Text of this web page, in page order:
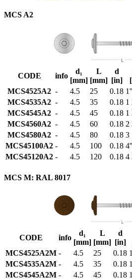
MCS A2
CODE info
d₁
[mm]
L
[mm]
d
[in]
MCS4525A2 - 4.5 25 0.18 1''
MCS4535A2 - 4.5 35 0.18 1
MCS4545A2 - 4.5 45 0.18 1
MCS4560A2 - 4.5 60 0.18 2
MCS4580A2 - 4.5 80 0.18 3
MCS45100A2 - 4.5 100 0.18 4''
MCS45120A2 - 4.5 120 0.18 4
MCS M: RAL 8017
CODE info
d₁
[mm]
L
[mm]
d
[in]
MCS4525A2M - 4.5 25 0.18
MCS4535A2M - 4.5 35 0.18
MCS4545A2M - 4.5 45 0.18